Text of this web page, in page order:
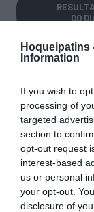
Hoqueipatins
Information
If you wish to
processing of
targeted
section to
opt-out request
interest-based
us or personal
your opt-out.
disclosure of
DO
PLACARD